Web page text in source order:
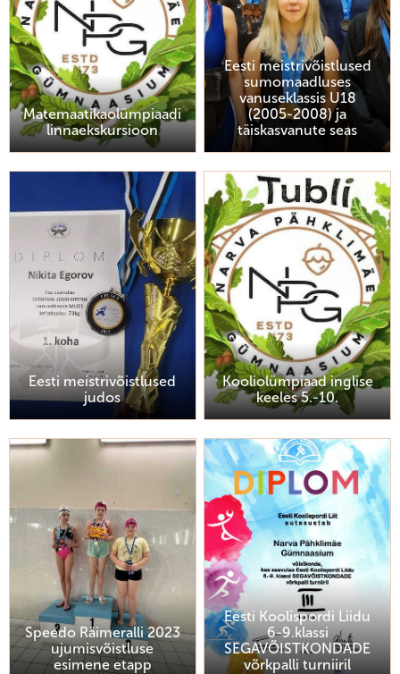
Matemaatikaolümpiaadi
linnaekskursioon
Eesti meistrivõistlused
sumomaadluses
vanuseklassis U18
(2005-2008) ja
täiskasvanute seas
Eesti meistrivõistlused
judos
Kooliolümpiaad inglise
keeles 5.-10.
Speedo Räimeralli 2023
ujumisvõistluse
esimene etapp
Eesti Koolispordi Liidu
6-9.klassi
SEGAVÕISTKONDADE
võrkpalli turniiril